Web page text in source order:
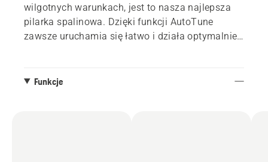
wilgotnych warunkach, jest to nasza najlepsza
pilarka spalinowa. Dzięki funkcji AutoTune
zawsze uruchamia się łatwo i działa optymalnie.
cięcia. Dostępne z prowadnicą do 36 cali X-
Funkcje